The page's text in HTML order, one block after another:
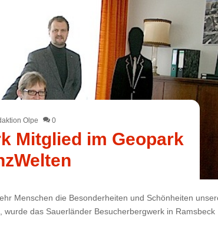
Olpe 0
Mitglied im Geopark
Menschen die Besonderheiten und Schönheiten
das Sauerländer Besucherbergwerk in Ramsbeck